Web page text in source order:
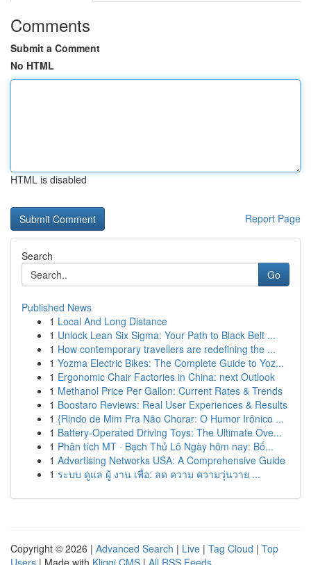
Comments
Submit a Comment
No HTML
HTML is disabled
Report Page
Search
Go
Published News
1 Local And Long Distance
1 Unlock Lean Six Sigma: Your Path to Black Belt ...
1 How contemporary travellers are redefining the ...
1 Yozma Electric Bikes: The Complete Guide to Yoz...
1 Ergonomic Chair Factories in China: next Outlook
1 Methanol Price Per Gallon: Current Rates & Trends
1 Boostaro Reviews: Real User Experiences & Results
1 {Rindo de Mim Pra Não Chorar: O Humor Irônico ...
1 Battery-Operated Driving Toys: The Ultimate Ove...
1 Phân tích MT · Bạch Thủ Lô Ngày hôm nay: Bố...
1 Advertising Networks USA: A Comprehensive Guide
1 ระบบ ดูแล ผู้ งาน เพื่อ: ลด ความ ความวุ่นวาย ...
Copyright © 2026 | Advanced Search | Live | Tag Cloud | Top
Users | Made with Kliqqi CMS | All RSS Feeds